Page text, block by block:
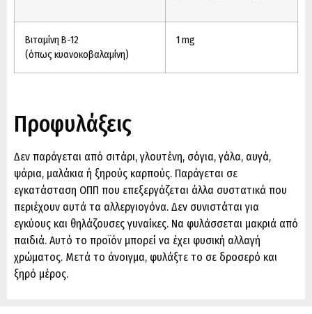
Βιταμίνη B-12
(όπως κυανοκοβαλαμίνη)
1 mg
Προφυλάξεις
Δεν παράγεται από σιτάρι, γλουτένη, σόγια, γάλα, αυγά,
ψάρια, μαλάκια ή ξηρούς καρπούς. Παράγεται σε
εγκατάσταση ΟΠΠ που επεξεργάζεται άλλα συστατικά που
περιέχουν αυτά τα αλλεργιογόνα. Δεν συνιστάται για
εγκύους και θηλάζουσες γυναίκες. Να φυλάσσεται μακριά από
παιδιά. Αυτό το προϊόν μπορεί να έχει φυσική αλλαγή
χρώματος. Μετά το άνοιγμα, φυλάξτε το σε δροσερό και
ξηρό μέρος.